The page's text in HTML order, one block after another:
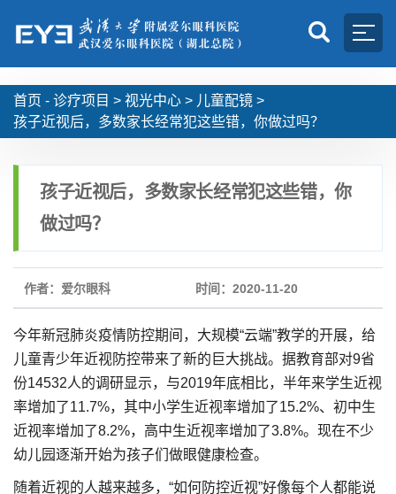
首页 - 诊疗项目 > 视光中心 > 儿童配镜 >
孩子近视后，多数家长经常犯这些错，你做过吗？
孩子近视后，多数家长经常犯这些错，你
做过吗？
作者：爱尔眼科 时间：2020-11-20
今年新冠肺炎疫情防控期间，大规模“云端”教学的开展，给
儿童青少年近视防控带来了新的巨大挑战。据教育部对9省
份14532人的调研显示，与2019年底相比，半年来学生近视
率增加了11.7%，其中小学生近视率增加了15.2%、初中生
近视率增加了8.2%，高中生近视率增加了3.8%。现在不少
幼儿园逐渐开始为孩子们做眼健康检查。
随着近视的人越来越多，“如何防控近视”好像每个人都能说